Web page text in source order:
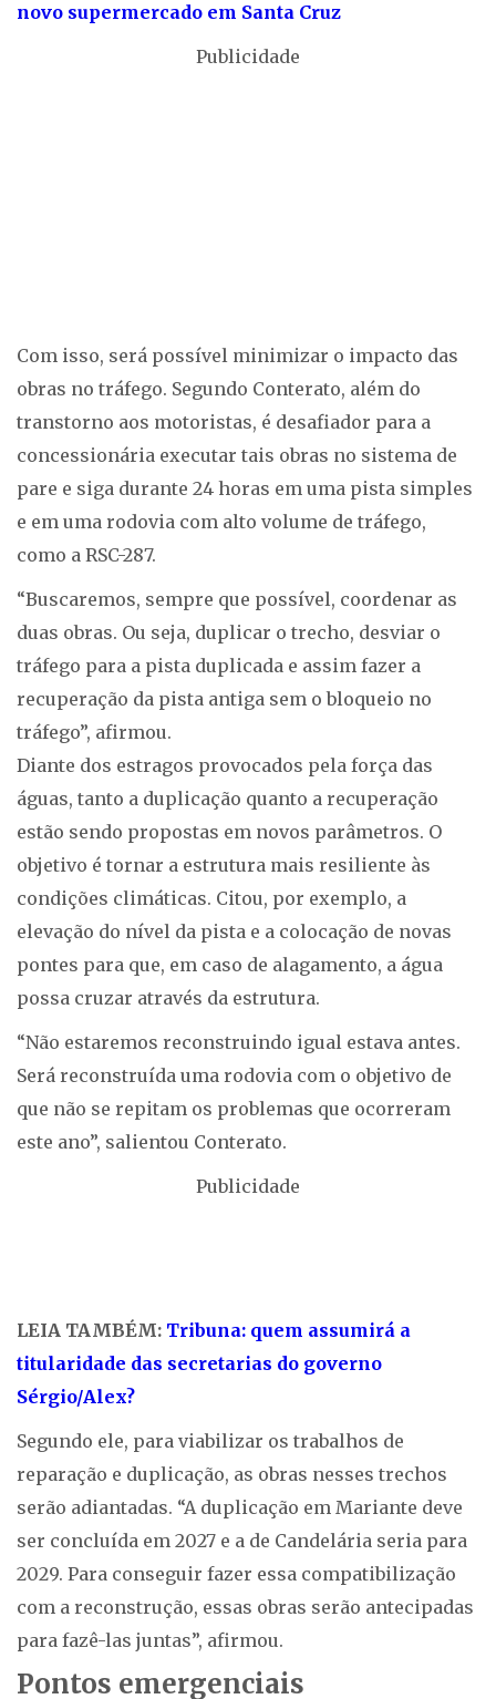
novo supermercado em Santa Cruz
Publicidade
Com isso, será possível minimizar o impacto das
obras no tráfego. Segundo Conterato, além do
transtorno aos motoristas, é desafiador para a
concessionária executar tais obras no sistema de
pare e siga durante 24 horas em uma pista simples
e em uma rodovia com alto volume de tráfego,
como a RSC-287.
“Buscaremos, sempre que possível, coordenar as
duas obras. Ou seja, duplicar o trecho, desviar o
tráfego para a pista duplicada e assim fazer a
recuperação da pista antiga sem o bloqueio no
tráfego”, afirmou.
Diante dos estragos provocados pela força das
águas, tanto a duplicação quanto a recuperação
estão sendo propostas em novos parâmetros. O
objetivo é tornar a estrutura mais resiliente às
condições climáticas. Citou, por exemplo, a
elevação do nível da pista e a colocação de novas
pontes para que, em caso de alagamento, a água
possa cruzar através da estrutura.
“Não estaremos reconstruindo igual estava antes.
Será reconstruída uma rodovia com o objetivo de
que não se repitam os problemas que ocorreram
este ano”, salientou Conterato.
Publicidade
LEIA TAMBÉM: Tribuna: quem assumirá a
titularidade das secretarias do governo
Sérgio/Alex?
Segundo ele, para viabilizar os trabalhos de
reparação e duplicação, as obras nesses trechos
serão adiantadas. “A duplicação em Mariante deve
ser concluída em 2027 e a de Candelária seria para
2029. Para conseguir fazer essa compatibilização
com a reconstrução, essas obras serão antecipadas
para fazê-las juntas”, afirmou.
Pontos emergenciais